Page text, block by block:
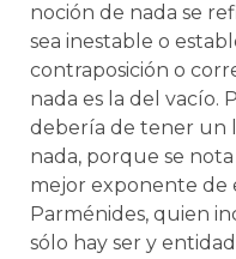
noción de nada se
sea inestable o
contraposición o
nada es la del vacío.
debería de tener un
nada, porque se
mejor exponente de
Parménides, quien
sólo hay ser y